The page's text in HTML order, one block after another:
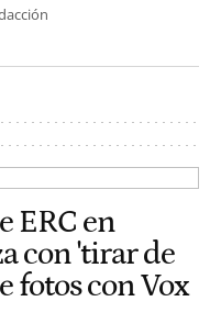
ERC en
con 'tirar de
fotos con Vox